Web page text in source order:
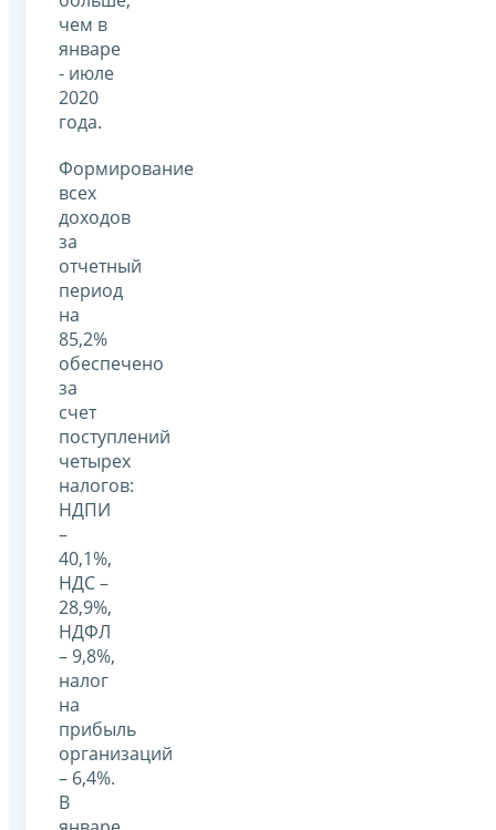
чем в
январе
- июле
2020
года.
Формирование
всех
доходов
за
отчетный
период
на
85,2%
обеспечено
за
счет
поступлений
четырех
налогов:
НДПИ
–
40,1%,
НДС –
28,9%,
НДФЛ
– 9,8%,
налог
на
прибыль
организаций
– 6,4%.
В